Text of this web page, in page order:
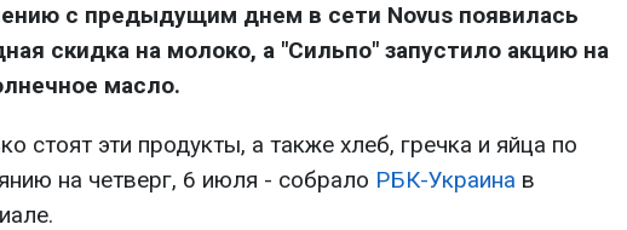
с предыдущим днем в сети Novus появилась
скидка на молоко, а "Сильпо" запустило акцию на
масло.
стоят эти продукты, а также хлеб, гречка и яйца по
на четверг, 6 июля - собрало РБК-Украина в